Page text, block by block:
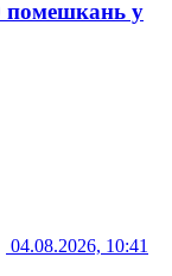
помешкань у
04.08.2026, 10:41